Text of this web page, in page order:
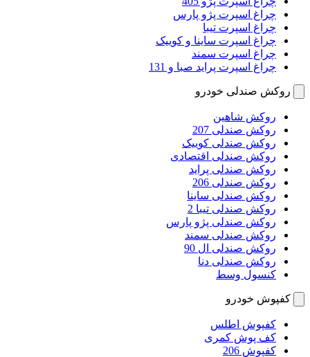
چراغ اسپرت پژو پارس
چراغ اسپرت تیبا
چراغ اسپرت ساینا و کوییک
چراغ اسپرت سمند
چراغ اسپرت پراید صبا و 131
روکش صندلی خودرو
روکش شاهین
روکش صندلی 207
روکش صندلی کوییک
روکش صندلی اقتصادی
روکش صندلی پراید
روکش صندلی 206
روکش صندلی ساینا
روکش صندلی تیبا 2
روکش صندلی پژو پارس
روکش صندلی سمند
روکش صندلی ال 90
روکش صندلی دنا
کنسول وسط
کفپوش خودرو
کفپوش اطلس
کف پوش کمری
کفپوش 206